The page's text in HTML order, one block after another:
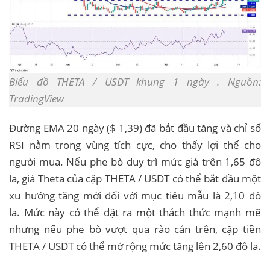
Biểu đồ THETA / USDT khung 1 ngày . Nguồn:
TradingView
Đường EMA 20 ngày ($ 1,39) đã bắt đầu tăng và chỉ số
RSI nằm trong vùng tích cực, cho thấy lợi thế cho
người mua. Nếu phe bò duy trì mức giá trên 1,65 đô
la, giá Theta của cặp THETA / USDT có thể bắt đầu một
xu hướng tăng mới đối với mục tiêu mẫu là 2,10 đô
la. Mức này có thể đặt ra một thách thức mạnh mẽ
nhưng nếu phe bò vượt qua rào cản trên, cặp tiền
THETA / USDT có thể mở rộng mức tăng lên 2,60 đô la.